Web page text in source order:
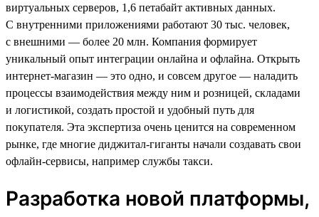
виртуальных серверов, 1,6 петабайт активных данных.
С внутренними приложениями работают 30 тыс. человек,
с внешними — более 20 млн. Компания формирует
уникальный опыт интеграции онлайна и офлайна. Открыть
интернет-магазин — это одно, и совсем другое — наладить
процессы взаимодействия между ним и розницей, складами
и логистикой, создать простой и удобный путь для
покупателя. Эта экспертиза очень ценится на современном
рынке, где многие диджитал-гиганты начали создавать свои
офлайн-сервисы, например службы такси.
Разработка новой платформы,